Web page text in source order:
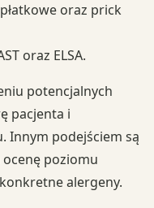
oraz prick
oraz ELSA.
potencjalnych
pacjenta i
Innym podejściem są
poziomu
alergeny.